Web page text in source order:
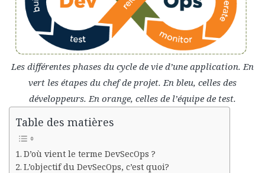
Les différentes phases du cycle de vie d’une application. En
vert les étapes du chef de projet. En bleu, celles des
développeurs. En orange, celles de l’équipe de test.
Table des matières
D’où vient le terme DevSecOps ?
L’objectif du DevSecOps, c’est quoi?